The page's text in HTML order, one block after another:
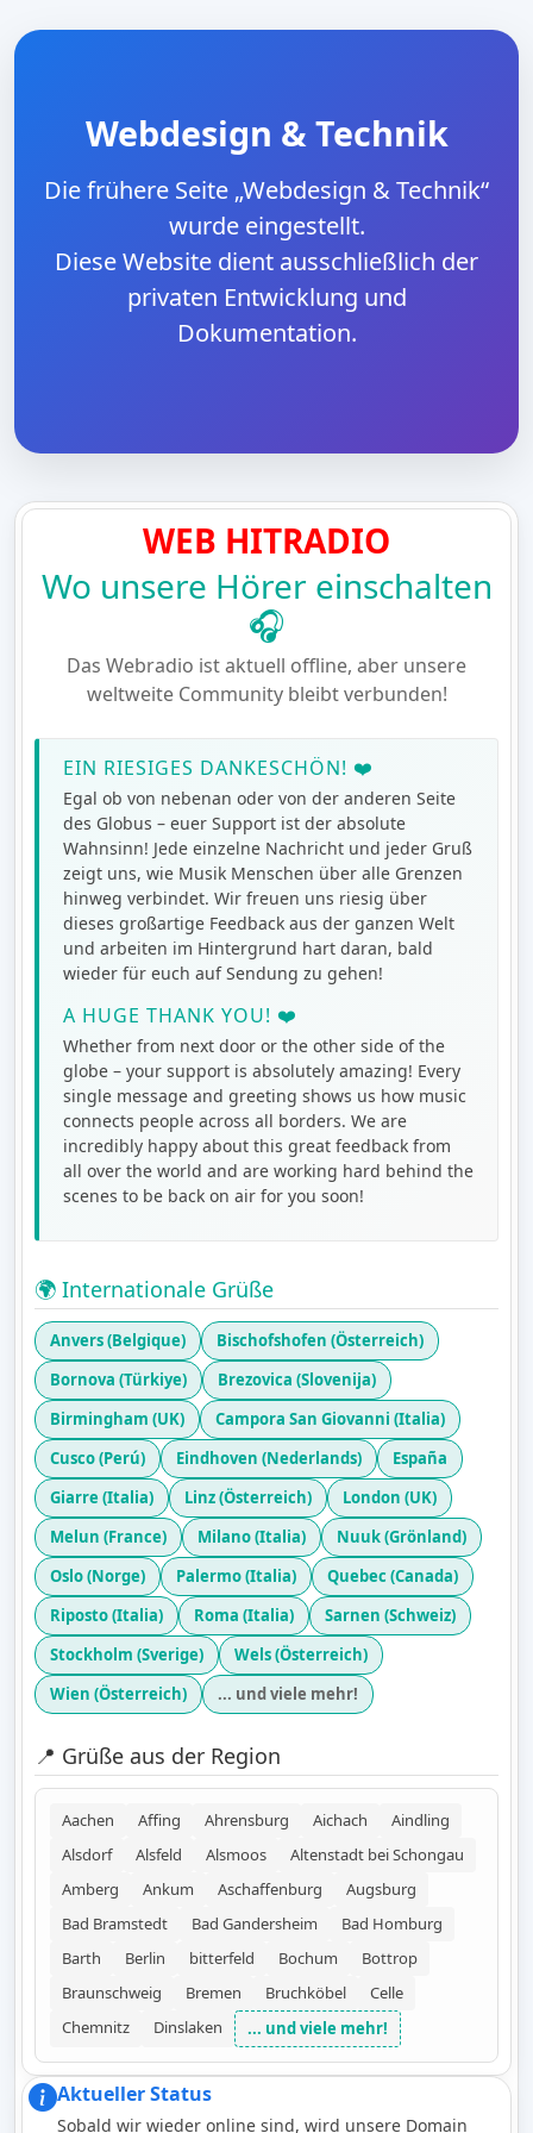
Webdesign & Technik
Die frühere Seite „Webdesign & Technik“
wurde eingestellt.
Diese Website dient ausschließlich der
privaten Entwicklung und
Dokumentation.
WEB HITRADIO
Wo unsere Hörer einschalten
🎧
Das Webradio ist aktuell offline, aber unsere
weltweite Community bleibt verbunden!
EIN RIESIGES DANKESCHÖN! ❤️
Egal ob von nebenan oder von der anderen Seite
des Globus – euer Support ist der absolute
Wahnsinn! Jede einzelne Nachricht und jeder Gruß
zeigt uns, wie Musik Menschen über alle Grenzen
hinweg verbindet. Wir freuen uns riesig über
dieses großartige Feedback aus der ganzen Welt
und arbeiten im Hintergrund hart daran, bald
wieder für euch auf Sendung zu gehen!
A HUGE THANK YOU! ❤️
Whether from next door or the other side of the
globe – your support is absolutely amazing! Every
single message and greeting shows us how music
connects people across all borders. We are
incredibly happy about this great feedback from
all over the world and are working hard behind the
scenes to be back on air for you soon!
🌍 Internationale Grüße
Anvers (Belgique)
Bischofshofen (Österreich)
Bornova (Türkiye)
Brezovica (Slovenija)
Birmingham (UK)
Campora San Giovanni (Italia)
Cusco (Perú)
Eindhoven (Nederlands)
España
Giarre (Italia)
Linz (Österreich)
London (UK)
Melun (France)
Milano (Italia)
Nuuk (Grönland)
Oslo (Norge)
Palermo (Italia)
Quebec (Canada)
Riposto (Italia)
Roma (Italia)
Sarnen (Schweiz)
Stockholm (Sverige)
Wels (Österreich)
Wien (Österreich)
... und viele mehr!
📍 Grüße aus der Region
Aachen Affing Ahrensburg Aichach
Aindling
Alsdorf
Alsfeld Alsmoos
Altenstadt bei Schongau
Amberg
Ankum Aschaffenburg
Augsburg
Bad Bramstedt
Bad Gandersheim
Bad Homburg
Barth
Berlin bitterfeld Bochum
Bottrop
Braunschweig
Bremen Bruchköbel
Celle
Chemnitz
Dinslaken ... und viele mehr!
Aktueller Status
Sobald wir wieder online sind, wird unsere Domain